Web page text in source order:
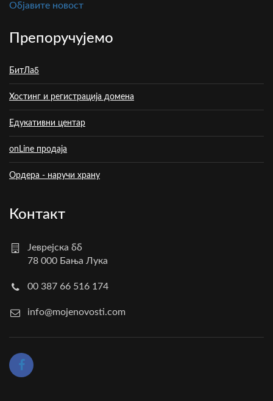
Oбјавите новост
Препоручујемо
БитЛаб
Хостинг и регистрација домена
Едукативни центар
onLine продаја
Ордера - наручи храну
Контакт
Јеврејска бб
78 000 Бања Лука
00 387 66 516 174
info@mojenovosti.com